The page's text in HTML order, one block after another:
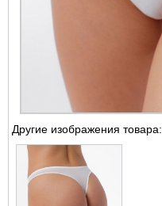
Другие изображения товара: